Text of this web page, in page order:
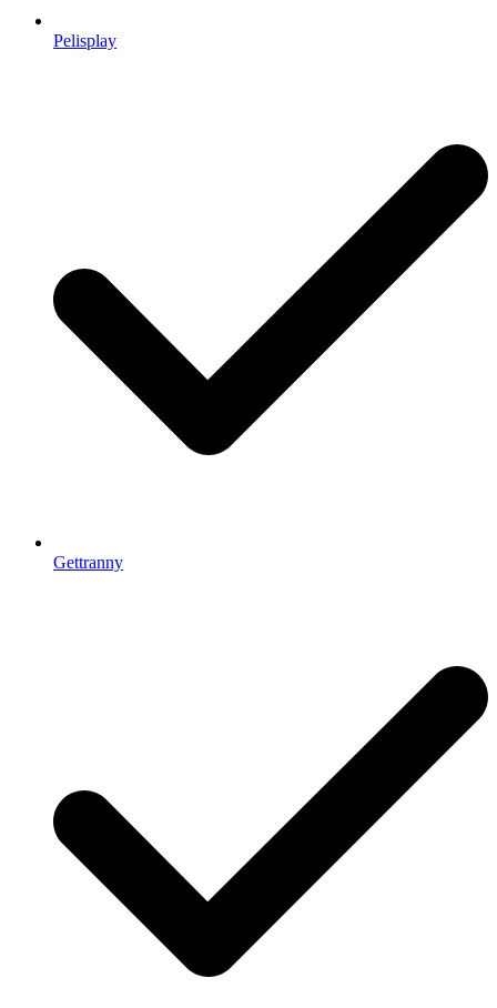
Pelisplay
Gettranny